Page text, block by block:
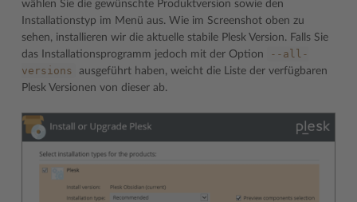
wählen Sie die gewünschte Produktversion sowie den
Installationstyp im Menü aus. Wie im Screenshot oben zu
sehen, installieren wir die aktuelle stabile Plesk Version. Falls Sie
das Installationsprogramm jedoch mit der Option
--all-
versions
ausgeführt haben, weicht die Liste der verfügbaren
Plesk Versionen von dieser ab.